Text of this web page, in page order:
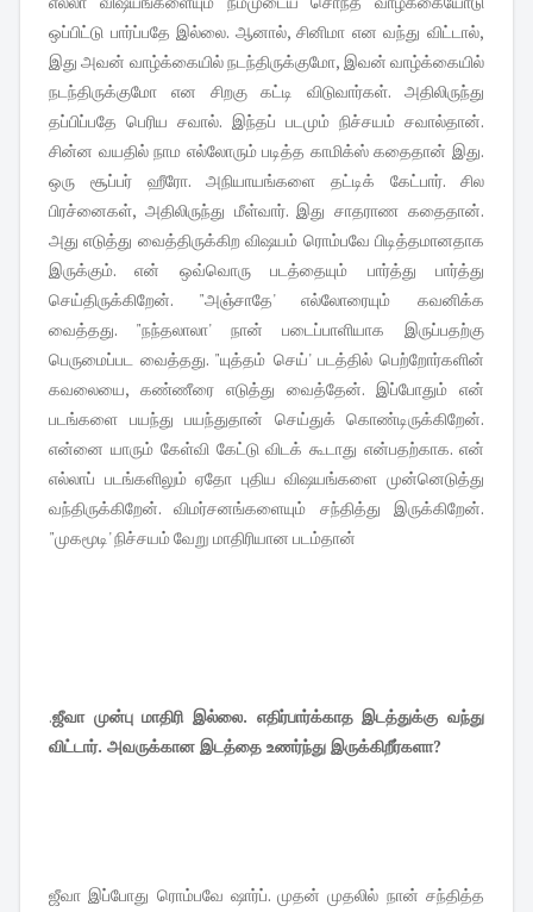
ஒப்பிட்டு பார்ப்பதே இல்லை. ஆனால், சினிமா என வந்து விட்டால்,
இது அவன் வாழ்க்கையில் நடந்திருக்குமோ, இவன் வாழ்க்கையில்
நடந்திருக்குமோ என சிறகு கட்டி விடுவார்கள். அதிலிருந்து
தப்பிப்பதே பெரிய சவால். இந்தப் படமும் நிச்சயம் சவால்தான்.
சின்ன வயதில் நாம எல்லோரும் படித்த காமிக்ஸ் கதைதான் இது.
ஒரு சூப்பர் ஹீரோ. அநியாயங்களை தட்டிக் கேட்பார். சில
பிரச்னைகள், அதிலிருந்து மீள்வார். இது சாதராண கதைதான்.
அது எடுத்து வைத்திருக்கிற விஷயம் ரொம்பவே பிடித்தமானதாக
இருக்கும். என் ஒவ்வொரு படத்தையும் பார்த்து பார்த்து
செய்திருக்கிறேன். "அஞ்சாதே' எல்லோரையும் கவனிக்க
வைத்தது. "நந்தலாலா' நான் படைப்பாளியாக இருப்பதற்கு
பெருமைப்பட வைத்தது. "யுத்தம் செய்' படத்தில் பெற்றோர்களின்
கவலையை, கண்ணீரை எடுத்து வைத்தேன். இப்போதும் என்
படங்களை பயந்து பயந்துதான் செய்துக் கொண்டிருக்கிறேன்.
என்னை யாரும் கேள்வி கேட்டு விடக் கூடாது என்பதற்காக. என்
எல்லாப் படங்களிலும் ஏதோ புதிய விஷயங்களை முன்னெடுத்து
வந்திருக்கிறேன். விமர்சனங்களையும் சந்தித்து இருக்கிறேன்.
"முகமூடி' நிச்சயம் வேறு மாதிரியான படம்தான்
.ஜீவா முன்பு மாதிரி இல்லை. எதிர்பார்க்காத இடத்துக்கு வந்து
விட்டார். அவருக்கான இடத்தை உணர்ந்து இருக்கிறீர்களா?
ஜீவா இப்போது ரொம்பவே ஷார்ப். முதன் முதலில் நான் சந்தித்த